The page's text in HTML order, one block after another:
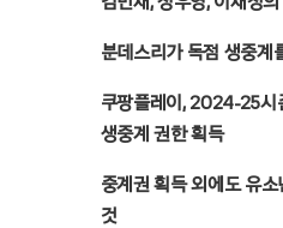
분데스리가 독점 생중계
쿠팡플레이, 2024-25시
생중계 권한 획득
중계권 획득 외에도 유
것